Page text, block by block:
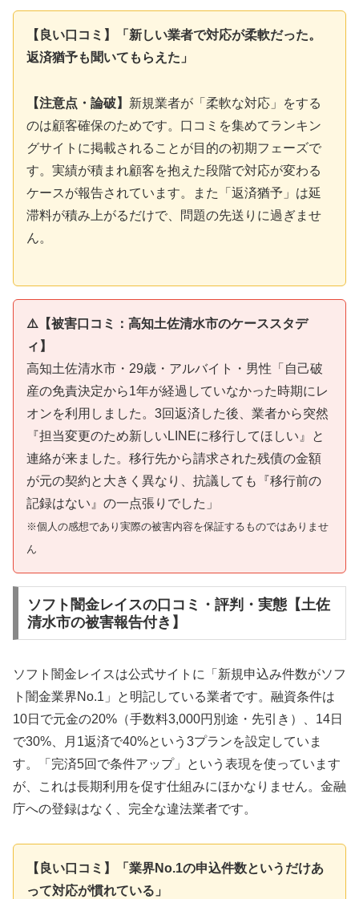
【良い口コミ】「新しい業者で対応が柔軟だった。
返済猶予も聞いてもらえた」
【注意点・論破】 新規業者が「柔軟な対応」をする
のは顧客確保のためです。口コミを集めてランキン
グサイトに掲載されることが目的の初期フェーズで
す。実績が積まれ顧客を抱えた段階で対応が変わる
ケースが報告されています。また「返済猶予」は延
滞料が積み上がるだけで、問題の先送りに過ぎませ
ん。
⚠️【被害口コミ：高知土佐清水市のケーススタデ
ィ】
高知土佐清水市・29歳・アルバイト・男性「自己破
産の免責決定から1年が経過していなかった時期にレ
オンを利用しました。3回返済した後、業者から突然
『担当変更のため新しいLINEに移行してほしい』と
連絡が来ました。移行先から請求された残債の金額
が元の契約と大きく異なり、抗議しても『移行前の
記録はない』の一点張りでした」
※個人の感想であり実際の被害内容を保証するものではありませ
ん
ソフト闇金レイスの口コミ・評判・実態【土佐
清水市の被害報告付き】
ソフト闇金レイスは公式サイトに「新規申込み件数がソフ
ト闇金業界No.1」と明記している業者です。融資条件は
10日で元金の20%（手数料3,000円別途・先引き）、14日
で30%、月1返済で40%という3プランを設定していま
す。「完済5回で条件アップ」という表現を使っています
が、これは長期利用を促す仕組みにほかなりません。金融
庁への登録はなく、完全な違法業者です。
【良い口コミ】「業界No.1の申込件数というだけあ
って対応が慣れている」